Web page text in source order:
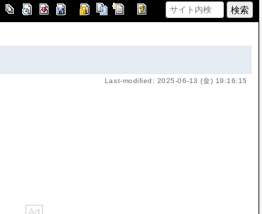
Last-modified: 2025-06-13 (金) 19:16:15